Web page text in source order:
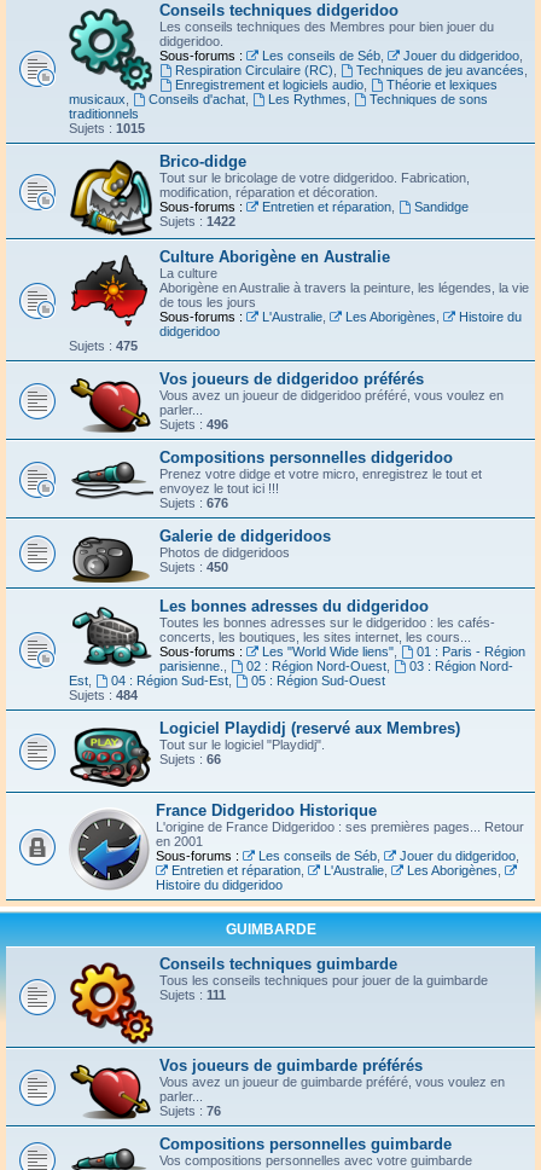
Conseils techniques didgeridoo
Les conseils techniques des Membres pour bien jouer du
didgeridoo.
Sous-forums :
Les conseils de Séb, Jouer du didgeridoo,
Respiration Circulaire (RC)
Techniques de jeu avancées
Enregistrement et logiciels audio,
Théorie et lexiques
musicaux
Conseils d'achat, Les Rythmes
Techniques de sons
traditionnels
Sujets : 1015
Brico-didge
Tout sur le bricolage de votre didgeridoo. Fabrication,
modification, réparation et décoration.
Sous-forums :
Entretien et réparation,
Sandidge
Sujets : 1422
Culture Aborigène en Australie
La culture
Aborigène en Australie à travers la peinture, les légendes, la vie
de tous les jours
Sous-forums :
L'Australie, Les Aborigènes
Histoire du
didgeridoo
Sujets : 475
Vos joueurs de didgeridoo préférés
Vous avez un joueur de didgeridoo préféré, vous voulez en
parler...
Sujets : 496
Compositions personnelles didgeridoo
Prenez votre didge et votre micro, enregistrez le tout et
envoyez le tout ici !!!
Sujets : 676
Galerie de didgeridoos
Photos de didgeridoos
Sujets : 450
Les bonnes adresses du didgeridoo
Toutes les bonnes adresses sur le didgeridoo : les cafés-
concerts, les boutiques, les sites internet, les cours...
Sous-forums :
Les "World Wide liens",
01 : Paris - Région
parisienne.
02 : Région Nord-Ouest,
03 : Région Nord-
Est
04 : Région Sud-Est,
05 : Région Sud-Ouest
Sujets : 484
Logiciel Playdidj (reservé aux Membres)
Tout sur le logiciel "Playdidj".
Sujets : 66
France Didgeridoo Historique
L'origine de France Didgeridoo : ses premières pages... Retour
en 2001
Sous-forums :
Les conseils de Séb, Jouer du didgeridoo,
Entretien et réparation, L'Australie, Les Aborigènes
Histoire du didgeridoo
GUIMBARDE
Conseils techniques guimbarde
Tous les conseils techniques pour jouer de la guimbarde
Sujets : 111
Vos joueurs de guimbarde préférés
Vous avez un joueur de guimbarde préféré, vous voulez en
parler...
Sujets : 76
Compositions personnelles guimbarde
Vos compositions personnelles avec votre guimbarde